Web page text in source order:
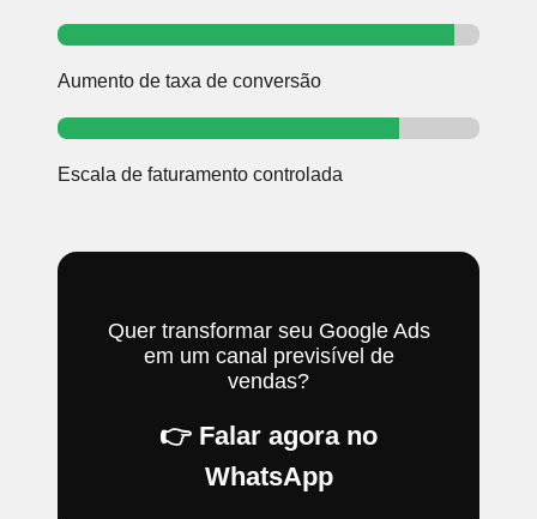
Aumento de taxa de conversão
Escala de faturamento controlada
Quer transformar seu Google Ads
em um canal previsível de
vendas?
👉 Falar agora no
WhatsApp